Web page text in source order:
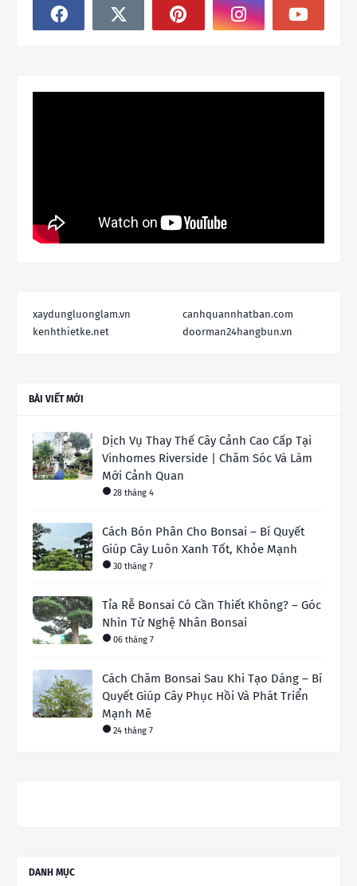
xaydungluonglam.vn
canhquannhatban.com
kenhthietke.net
doorman24hangbun.vn
BÀI VIẾT MỚI
Dịch Vụ Thay Thế Cây Cảnh Cao Cấp Tại
Vinhomes Riverside | Chăm Sóc Và Làm
Mới Cảnh Quan
28 tháng 4
Cách Bón Phân Cho Bonsai – Bí Quyết
Giúp Cây Luôn Xanh Tốt, Khỏe Mạnh
30 tháng 7
Tỉa Rễ Bonsai Có Cần Thiết Không? – Góc
Nhìn Từ Nghệ Nhân Bonsai
06 tháng 7
Cách Chăm Bonsai Sau Khi Tạo Dáng – Bí
Quyết Giúp Cây Phục Hồi Và Phát Triển
Mạnh Mẽ
24 tháng 7
DANH MỤC